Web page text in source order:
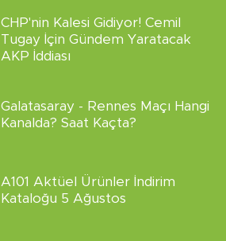
CHP'nin Kalesi Gidiyor! Cemil
Tugay İçin Gündem Yaratacak
AKP İddiası
Galatasaray - Rennes Maçı Hangi
Kanalda? Saat Kaçta?
A101 Aktüel Ürünler İndirim
Kataloğu 5 Ağustos